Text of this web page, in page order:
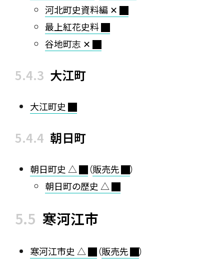
河北町史資料編 ✕
最上紅花史料
谷地町志 ✕
大江町
大江町史
朝日町
朝日町史 △ （販売先
）
朝日町の歴史 △
寒河江市
寒河江市史 △ （販売先
）